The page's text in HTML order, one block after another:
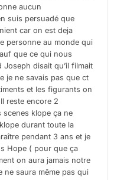
aucun
suis persuadé que
car on est deja
personne au monde qui
que ce qui nous
disait qu’il filmait
je ne savais pas que ct
et les figurants on
reste encore 2
scenes klope ça ne
durant toute la
pendant 3 ans et je
Hope ( pour que ça
on aura jamais notre
ne saura même pas qui